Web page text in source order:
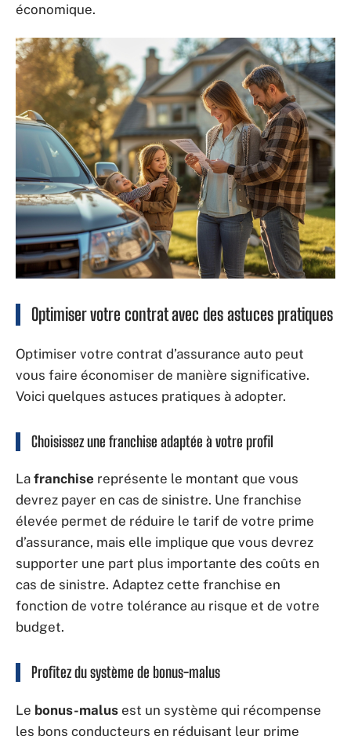
économique.
Optimiser votre contrat avec des astuces pratiques
Optimiser votre contrat d’assurance auto peut
vous faire économiser de manière significative.
Voici quelques astuces pratiques à adopter.
Choisissez une franchise adaptée à votre profil
La franchise représente le montant que vous
devrez payer en cas de sinistre. Une franchise
élevée permet de réduire le tarif de votre prime
d’assurance, mais elle implique que vous devrez
supporter une part plus importante des coûts en
cas de sinistre. Adaptez cette franchise en
fonction de votre tolérance au risque et de votre
budget.
Profitez du système de bonus-malus
Le bonus-malus est un système qui récompense
les bons conducteurs en réduisant leur prime